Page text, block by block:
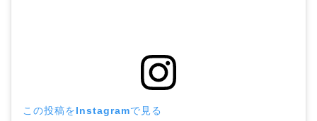
この投稿をInstagramで見る